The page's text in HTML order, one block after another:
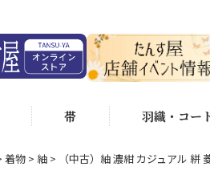
帯 羽織・コー
着物 紬 （中古）紬 濃紺 カジュアル